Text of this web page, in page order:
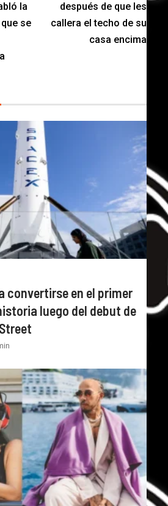
la
se
después de que les
callera el techo de su
casa encima
convertirse en el primer
luego del debut de